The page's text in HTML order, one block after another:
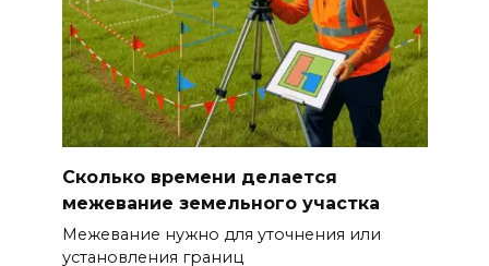
Сколько времени делается
межевание земельного участка
Межевание нужно для уточнения или
установления границ